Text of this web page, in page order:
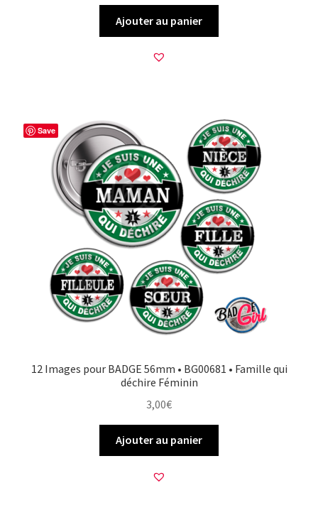
Ajouter au panier
Save
12 Images pour BADGE 56mm • BG00681 • Famille qui
déchire Féminin
3,00€
Ajouter au panier